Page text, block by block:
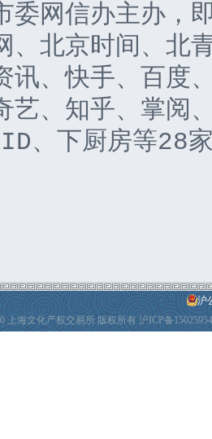
委网信办主办，
、北京时间、北
讯、快手、百度
艺、知乎、掌阅
、下厨房等28
沪
上海文化产权交易所 版权所有沪ICP备